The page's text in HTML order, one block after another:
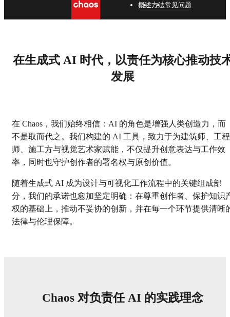
概述方法常见问题
在生成式 AI 时代，以责任为核心推动技
发展
在 Chaos，我们始终相信：AI 的角色是增强人类创造力，而
不是取而代之。我们构建的 AI 工具，致力于为建筑师、工程
师、施工方与视觉艺术家赋能，不仅提升创意表达与工作效
率，同时也守护创作者的署名权与原创价值。
随着生成式 AI 成为设计与可视化工作流程中的关键组成部
分，我们的承诺也愈加坚定明确：在尊重创作者、保护知识
权的基础上，推动不妥协的创新，并在每一个环节提供清晰
法律与伦理保障。
Chaos 对负责任 AI 的实践理念